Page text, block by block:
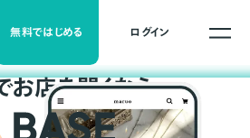
無料ではじめる ログイン
お店を開くなら